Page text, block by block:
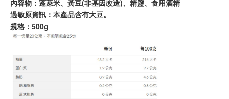
內容物：蓬萊米、黃豆(非基因改造)、精鹽、食用酒精
過敏原資訊：本產品含有大豆。
規格：500g